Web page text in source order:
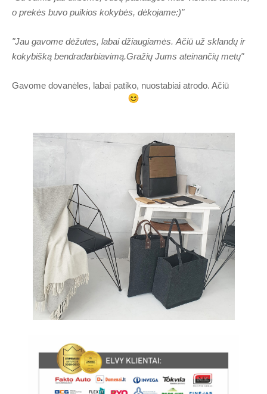
o prekės buvo puikios kokybės, dėkojame:)"
"Jau gavome dėžutes, labai džiaugiamės. Ačiū už sklandų ir
kokybišką bendradarbiavimą.Gražių Jums ateinančių metų"
Gavome dovanėles, labai patiko, nuostabiai atrodo. Ačiū